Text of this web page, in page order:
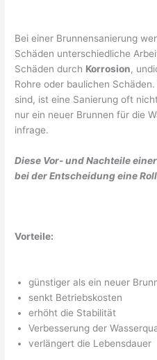
Bei einer Brunnensanierung
Schäden unterschiedliche
Schäden durch Korrosion,
Rohre oder baulichen
sind, ist eine Sanierung oft
nur ein neuer Brunnen für die
infrage.
Diese Vor- und Nachteile
bei der Entscheidung eine
Vorteile:
günstiger als ein neuer
senkt Betriebskosten
erhöht die Stabilität
Verbesserung der
verlängert die Lebensdauer